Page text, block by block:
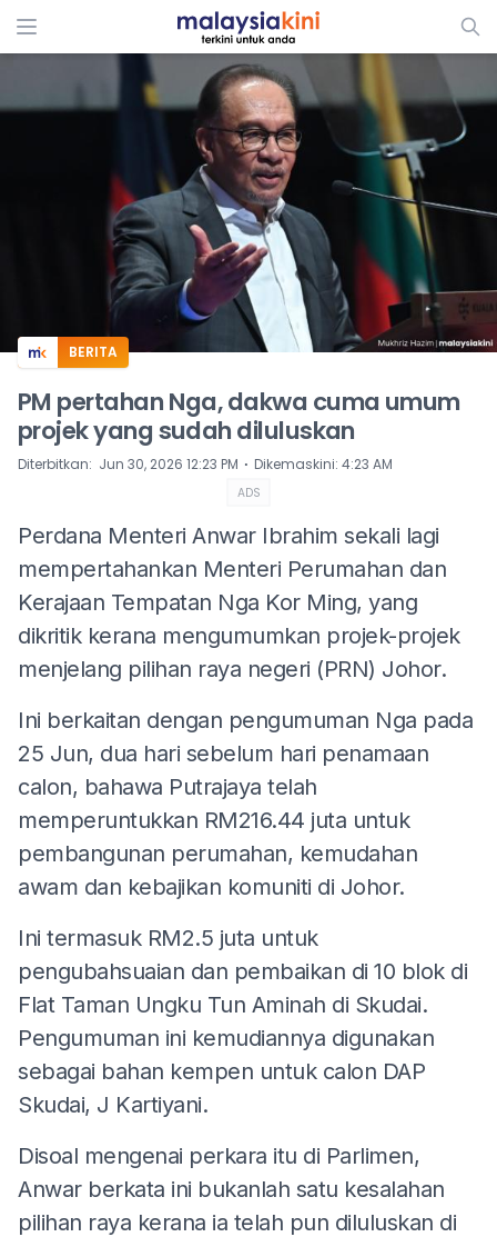
ADS
BERITA
PM pertahan Nga, dakwa cuma umum
projek yang sudah diluluskan
Diterbitkan: Jun 30, 2026 12:23 PM ⋅ Dikemaskini: 4:23 AM
ADS
Perdana Menteri Anwar Ibrahim sekali lagi
mempertahankan Menteri Perumahan dan
Kerajaan Tempatan Nga Kor Ming, yang
dikritik kerana mengumumkan projek-projek
menjelang pilihan raya negeri (PRN) Johor.
Ini berkaitan dengan pengumuman Nga pada
25 Jun, dua hari sebelum hari penamaan
calon, bahawa Putrajaya telah
memperuntukkan RM216.44 juta untuk
pembangunan perumahan, kemudahan
awam dan kebajikan komuniti di Johor.
Ini termasuk RM2.5 juta untuk
pengubahsuaian dan pembaikan di 10 blok di
Flat Taman Ungku Tun Aminah di Skudai.
Pengumuman ini kemudiannya digunakan
sebagai bahan kempen untuk calon DAP
Skudai, J Kartiyani.
Disoal mengenai perkara itu di Parlimen,
Anwar berkata ini bukanlah satu kesalahan
pilihan raya kerana ia telah pun diluluskan di